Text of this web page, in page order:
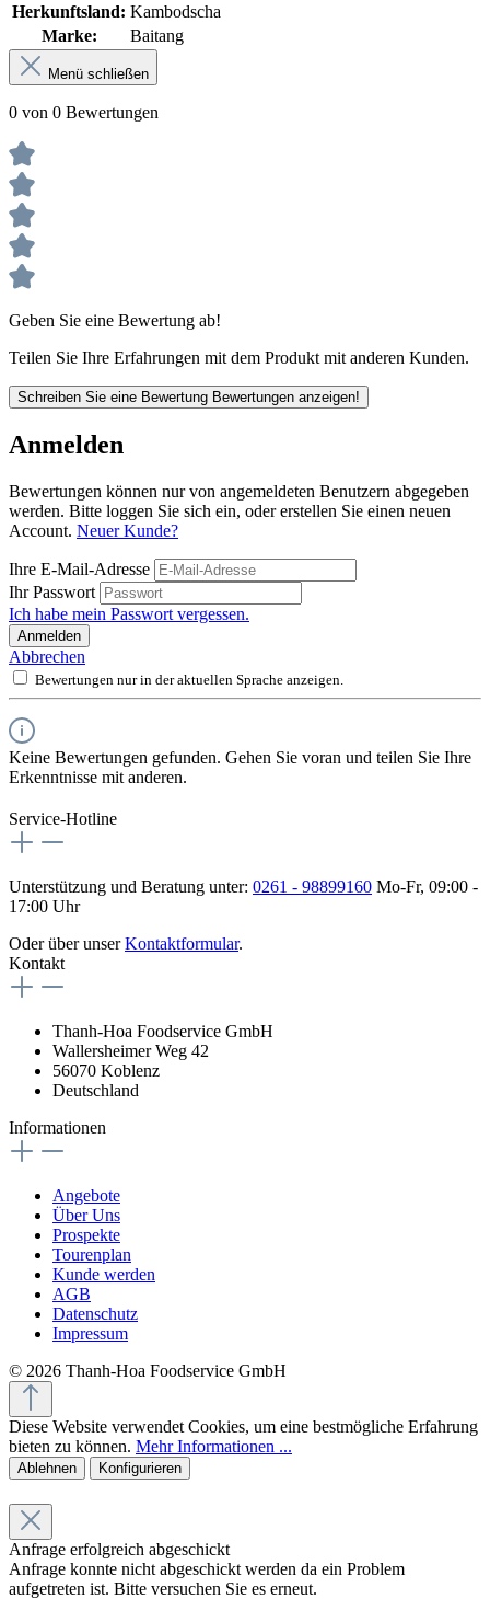
Herkunftsland: Kambodscha
Marke:
Baitang
Menü schließen
0 von 0 Bewertungen
Geben Sie eine Bewertung ab!
Teilen Sie Ihre Erfahrungen mit dem Produkt mit anderen Kunden.
Schreiben Sie eine Bewertung Bewertungen anzeigen!
Anmelden
Bewertungen können nur von angemeldeten Benutzern abgegeben
werden. Bitte loggen Sie sich ein, oder erstellen Sie einen neuen
Account. Neuer Kunde?
Ihre E-Mail-Adresse
Ihr Passwort
Ich habe mein Passwort vergessen.
Anmelden
Abbrechen
Bewertungen nur in der aktuellen Sprache anzeigen.
Keine Bewertungen gefunden. Gehen Sie voran und teilen Sie Ihre
Erkenntnisse mit anderen.
Service-Hotline
Unterstützung und Beratung unter: 0261 - 98899160 Mo-Fr, 09:00 -
17:00 Uhr
Oder über unserKontaktformular.
Kontakt
Thanh-Hoa Foodservice GmbH
Wallersheimer Weg 42
56070 Koblenz
Deutschland
Informationen
Angebote
Über Uns
Prospekte
Tourenplan
Kunde werden
AGB
Datenschutz
Impressum
© 2026 Thanh-Hoa Foodservice GmbH
Diese Website verwendet Cookies, um eine bestmögliche Erfahrung
bieten zu können. Mehr Informationen ...
Ablehnen Konfigurieren
Anfrage erfolgreich abgeschickt
Anfrage konnte nicht abgeschickt werden da ein Problem
aufgetreten ist. Bitte versuchen Sie es erneut.